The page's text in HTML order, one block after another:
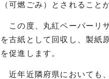
（可燃ごみ）とされること
この度、丸紅ペーパーリ
を古紙として回収し、製紙
を促進します。
近年近隣府県においても